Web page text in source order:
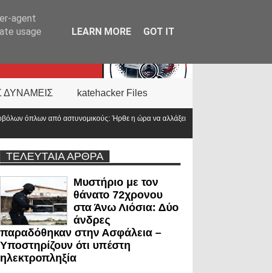
katehacker Files
η ώρα να αλλάξει
ΤΕΛΕΥΤΑΙΑ ΑΡΘΡΑ
Μυστήριο με τον
θάνατο 72χρονου
στα Άνω Λιόσια: Δύο
άνδρες
παραδόθηκαν στην Ασφάλεια –
Υποστηρίζουν ότι υπέστη
ηλεκτροπληξία
agent
usage
LEARN MORE GOT IT